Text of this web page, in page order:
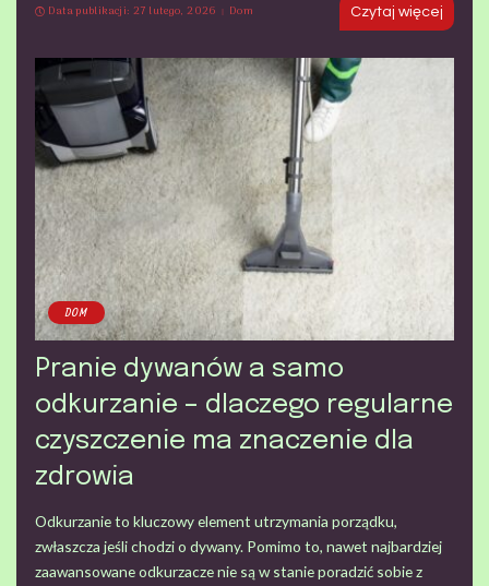
Data publikacji: 27 lutego, 2026
Dom Czytaj więcej
DOM
Pranie dywanów a samo
odkurzanie – dlaczego regularne
czyszczenie ma znaczenie dla
zdrowia
Odkurzanie to kluczowy element utrzymania porządku,
zwłaszcza jeśli chodzi o dywany. Pomimo to, nawet najbardziej
zaawansowane odkurzacze nie są w stanie poradzić sobie z